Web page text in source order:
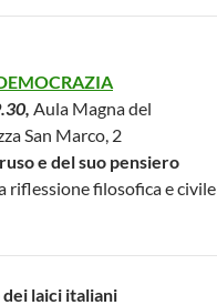
Aula Magna del
San Marco, 2
e del suo pensiero
riflessione filosofica e civile
laici italiani